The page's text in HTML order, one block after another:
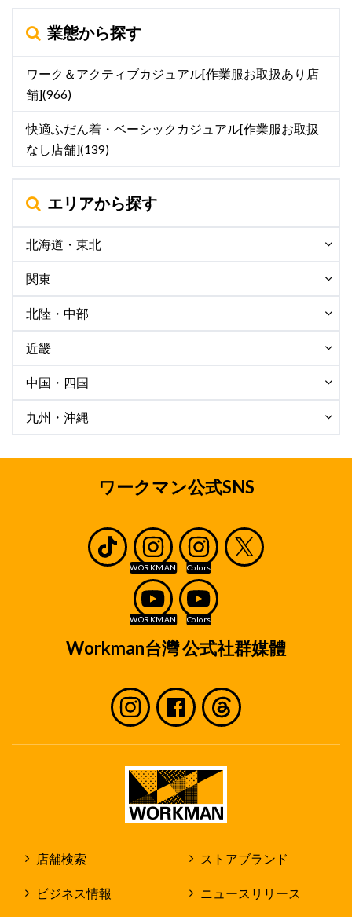
業態から探す
ワーク＆アクティブカジュアル[作業服お取扱あり店
舗](966)
快適ふだん着・ベーシックカジュアル[作業服お取扱
なし店舗](139)
エリアから探す
北海道・東北
関東
北陸・中部
近畿
中国・四国
九州・沖縄
ワークマン公式SNS
Workman台灣 公式社群媒體
店舗検索 ストアブランド
ビジネス情報 ニュースリリース